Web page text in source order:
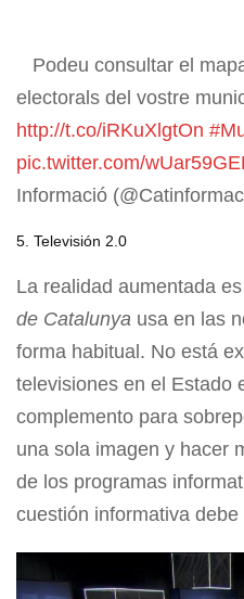
Podeu consultar el
electorals del vostre
http://t.co/iRKuXlgtOn
pic.twitter.com/
Informació
5. Televisión 2.0
La realidad aumentada
de Catalunya usa en las
forma habitual. No está
televisiones en el Estado
complemento para
una sola imagen y hacer
de los programas
cuestión informativa